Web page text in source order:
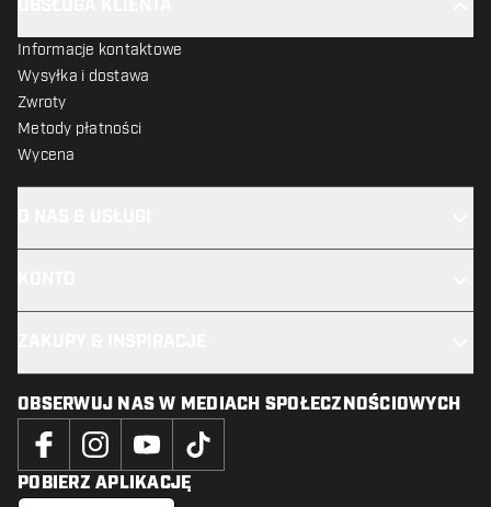
Informacje kontaktowe
Wysyłka i dostawa
Zwroty
Metody płatności
Wycena
OBSERWUJ NAS W MEDIACH SPOŁECZNOŚCIOWYCH
POBIERZ APLIKACJĘ